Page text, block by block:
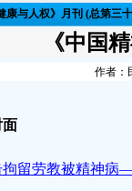
康与人权》月刊 (总第三
《中国
作者：
拘留劳教被精神